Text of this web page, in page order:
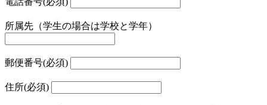
所属先（学生の場合は学校と学年）
郵便番号(必須)
住所(必須)